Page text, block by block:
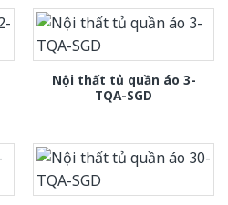
Nội thất tủ quần áo 3-
TQA-SGD